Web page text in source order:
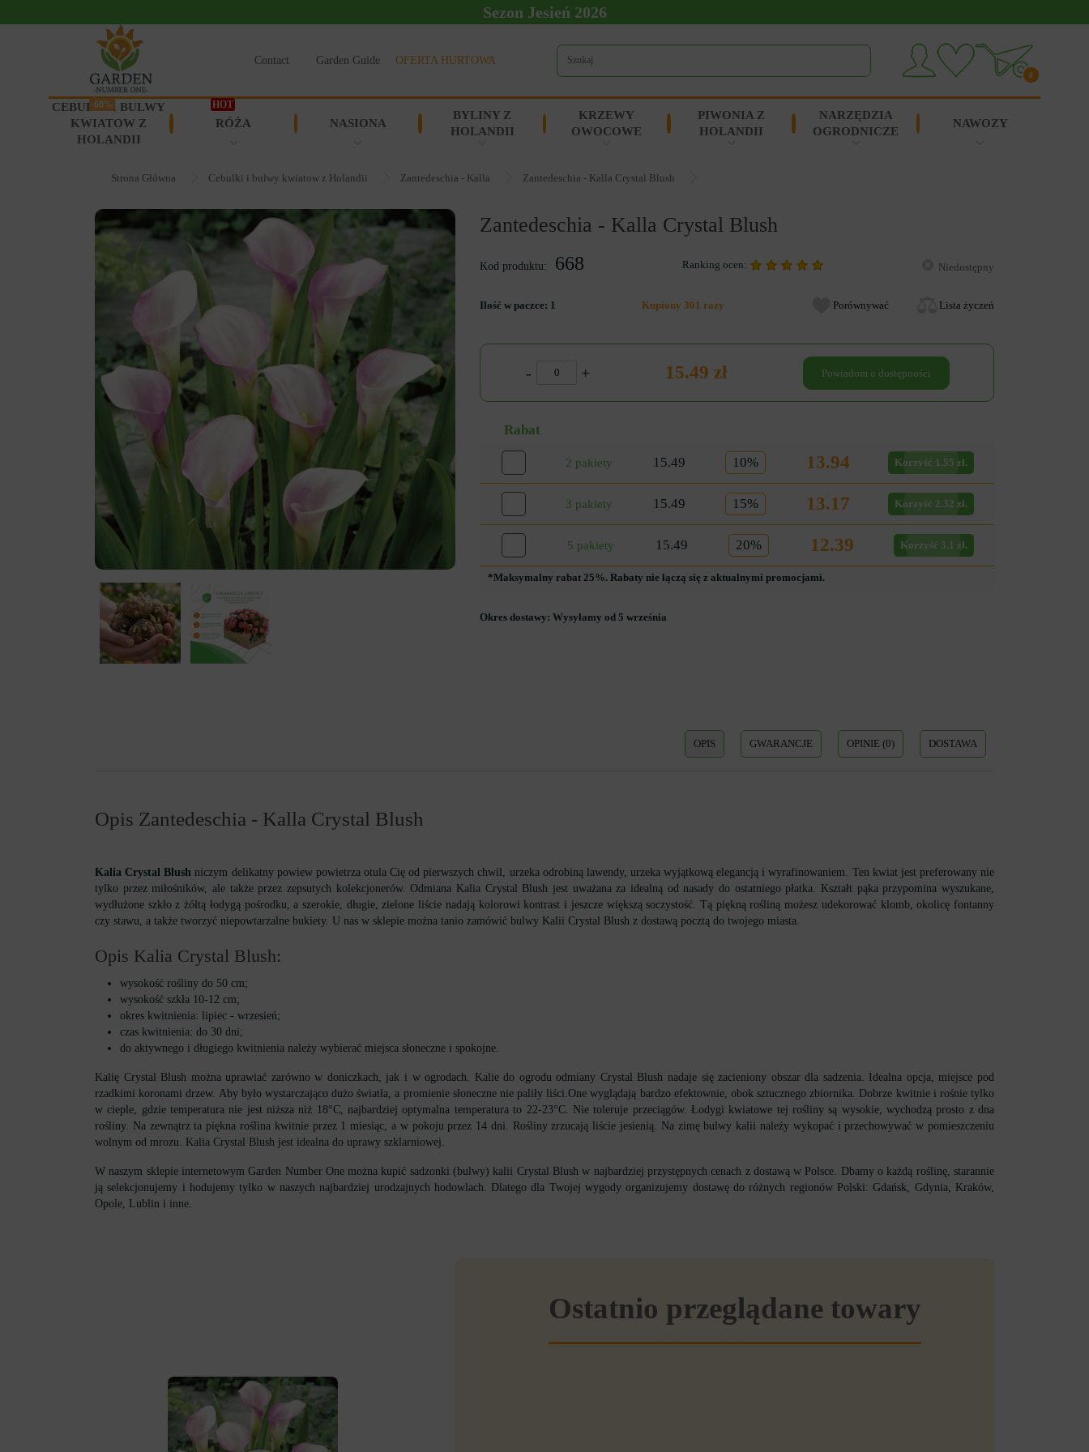
Sezon Jesień 2026
Contact Garden Guide OFERTA HURTOWA
0
CEBULKI I BULWY
KWIATOW Z
HOLANDII
-60%
RÓŻA
HOT
NASIONA
BYLINY Z
HOLANDII
KRZEWY
OWOCOWE
PIWONIA Z
HOLANDII
NARZĘDZIA
OGRODNICZE
NAWOZY
Strona Główna Cebulki i bulwy kwiatow z Holandii Zantedeschia - Kalla Zantedeschia - Kalla Crystal Blush
Zantedeschia - Kalla Crystal Blush
Kod produktu: 668 Ranking ocen: Niedostępny
Ilość w paczce: 1 Kupiony 301 razy Porównywać Lista życzeń
- + 15.49 zł Powiadom o dostępności
Rabat
2 pakiety 15.49 10% 13.94 Korzyść 1.55 zł.
3 pakiety 15.49 15% 13.17 Korzyść 2.32 zł.
5 pakiety 15.49 20% 12.39 Korzyść 3.1 zł.
*Maksymalny rabat 25%. Rabaty nie łączą się z aktualnymi promocjami.
Okres dostawy: Wysyłamy od 5 września
OPIS GWARANCJE OPINIE (0) DOSTAWA
Opis Zantedeschia - Kalla Crystal Blush
Kalia Crystal Blush niczym delikatny powiew powietrza otula Cię od pierwszych chwil, urzeka odrobiną lawendy, urzeka wyjątkową elegancją i wyrafinowaniem. Ten kwiat jest preferowany nie
tylko przez miłośników, ale także przez zepsutych kolekcjonerów. Odmiana Kalia Crystal Blush jest uważana za idealną od nasady do ostatniego płatka. Kształt pąka przypomina wyszukane,
wydłużone szkło z żółtą łodygą pośrodku, a szerokie, długie, zielone liście nadają kolorowi kontrast i jeszcze większą soczystość. Tą piękną rośliną możesz udekorować klomb, okolicę fontanny
czy stawu, a także tworzyć niepowtarzalne bukiety. U nas w sklepie można tanio zamówić bulwy Kalii Crystal Blush z dostawą pocztą do twojego miasta.
Opis Kalia Crystal Blush:
wysokość rośliny do 50 cm;
wysokość szkła 10-12 cm;
okres kwitnienia: lipiec - wrzesień;
czas kwitnienia: do 30 dni;
do aktywnego i długiego kwitnienia należy wybierać miejsca słoneczne i spokojne.
Kalię Crystal Blush można uprawiać zarówno w doniczkach, jak i w ogrodach. Kalie do ogrodu odmiany Crystal Blush nadaje się zacieniony obszar dla sadzenia. Idealna opcja, miejsce pod
rzadkimi koronami drzew. Aby było wystarczająco dużo światła, a promienie słoneczne nie paliły liści.One wyglądają bardzo efektownie, obok sztucznego zbiornika. Dobrze kwitnie i rośnie tylko
w cieple, gdzie temperatura nie jest niższa niż 18°C, najbardziej optymalna temperatura to 22-23°C. Nie toleruje przeciągów. Łodygi kwiatowe tej rośliny są wysokie, wychodzą prosto z dna
rośliny. Na zewnątrz ta piękna roślina kwitnie przez 1 miesiąc, a w pokoju przez 14 dni. Rośliny zrzucają liście jesienią. Na zimę bulwy kalii należy wykopać i przechowywać w pomieszczeniu
wolnym od mrozu. Kalia Crystal Blush jest idealna do uprawy szklarniowej.
W naszym sklepie internetowym Garden Number One można kupić sadzonki (bulwy) kalii Crystal Blush w najbardziej przystępnych cenach z dostawą w Polsce. Dbamy o każdą roślinę, starannie
ją selekcjonujemy i hodujemy tylko w naszych najbardziej urodzajnych hodowlach. Dlatego dla Twojej wygody organizujemy dostawę do różnych regionów Polski: Gdańsk, Gdynia, Kraków,
Opole, Lublin i inne.
Ostatnio przeglądane towary